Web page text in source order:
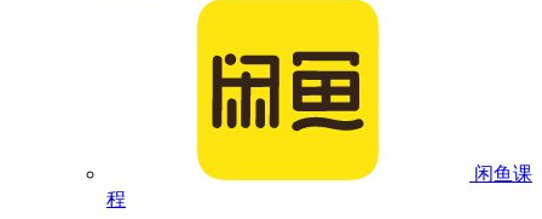
闲鱼课
程